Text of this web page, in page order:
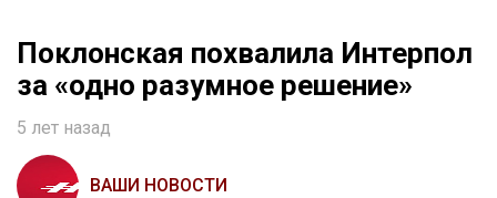
Поклонская похвалила Интерпол
за «одно разумное решение»
5 лет назад
ВАШИ НОВОСТИ